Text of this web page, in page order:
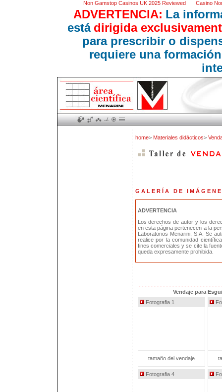
Non Gamstop Casinos UK 2025 Reviewed Casino
ADVERTENCIA: La
está dirigida
para prescribir o
requiere una
home> Materiales didácticos>
G A L E R Í A D E I M Á G E N E
ADVERTENCIA
Los derechos de autor y los
en esta página pertenecen a la
Laboratorios Menarini, S.A. Se
realice por la comunidad
fines comerciales y se cite la
queda expresamente prohibida.
Vendaje para
Fotografia 1
tamaño del vendaje
Fotografia 4